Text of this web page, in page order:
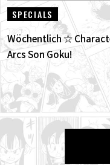
SPECIALS
Wöchentlich ☆
Arcs Son Goku!